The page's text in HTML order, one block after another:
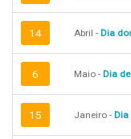
14 Abril - Dia
6 Maio - Dia
15 Janeiro - Dia